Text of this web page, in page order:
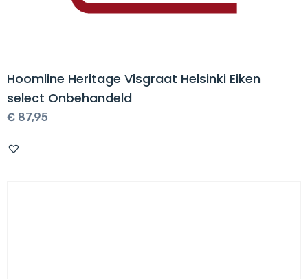
Hoomline Heritage Visgraat Helsinki Eiken
select Onbehandeld
€ 87,95